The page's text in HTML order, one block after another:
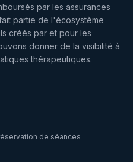
par les assurances
partie de l'écosystème
créés par et pour les
donner de la visibilité à
thérapeutiques.
de séances